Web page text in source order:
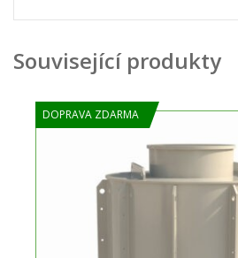
Související produkty
DOPRAVA ZDARMA